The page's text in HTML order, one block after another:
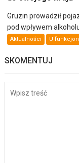
Gruzin prowadził
pod wpływem
Aktualności U
SKOMENTUJ